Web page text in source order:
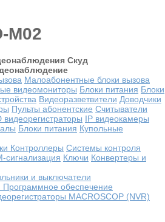
M02
Скуд
Малоабонентные блоки вызова
видеомониторы Блоки питания Блоки
Видеоразветвители Доводчики
Пульты абонентские Считыватели
видеорегистраторы IP видеокамеры
Блоки питания Купольные
Контроллеры Системы контроля
сигнализация Ключи Конвертеры и
и выключатели
Программное обеспечение
MACROSCOP (NVR)